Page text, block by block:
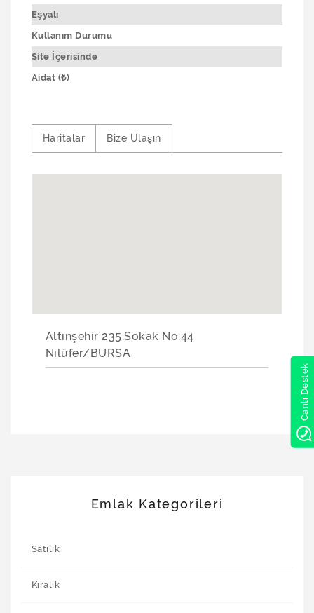
Eşyalı
Kullanım Durumu
Site İçerisinde
Aidat (₺)
Haritalar Bize Ulaşın
Altınşehir 235.Sokak No:44
Nilüfer/BURSA
Emlak Kategorileri
Satılık
Kiralık
Canlı Destek